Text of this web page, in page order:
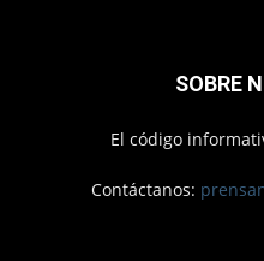
SOBRE
El código
Contáctanos: